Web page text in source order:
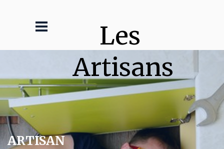
Les
Artisans
ARTISAN